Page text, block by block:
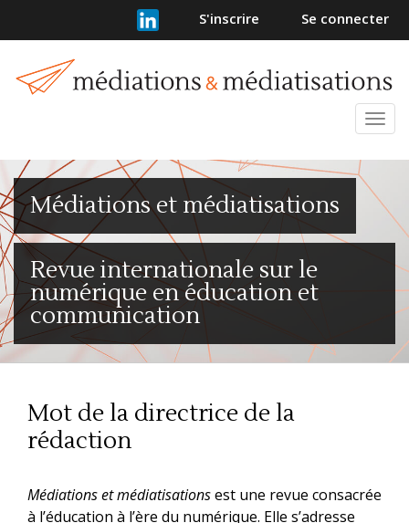
principal
Barre
S'inscrire Se connecter
Médiations et médiatisations
Revue internationale sur le
numérique en éducation et
communication
Mot de la directrice de la
rédaction
Médiations et médiatisationsest une revue consacrée
à l’éducation à l’ère du numérique. Elle s’adresse